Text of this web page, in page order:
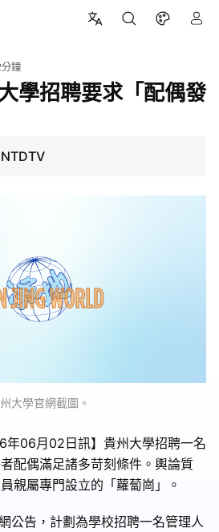
分鐘
學招聘要求「配偶發
大學官網截圖。
年06月02日訊】貴州大學招聘一名
配偶滿足諸多苛刻條件。輿論質
親屬專門設立的「蘿蔔崗」。
公告，計劃為學校招聘一名管理人